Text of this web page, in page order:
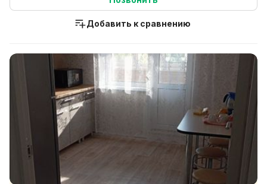
Добавить к сравнению